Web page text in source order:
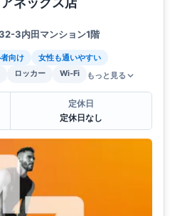
3内田マンション1階
向け
女性も通いやすい
ロッカー Wi-Fi もっと見る
定休日
定休日なし